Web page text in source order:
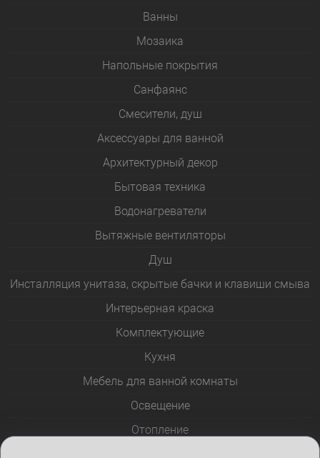
Bанны
Мозаика
Напольные покрытия
Санфаянс
Смесители, душ
Аксессуары для ванной
Архитектурный декор
Бытовая техника
Водонагреватели
Вытяжные вентиляторы
Душ
Инсталляция унитаза, скрытые бачки и клавиши смыва
Интерьерная краска
Комплектующие
Кухня
Мебель для ванной комнаты
Освещение
Отопление